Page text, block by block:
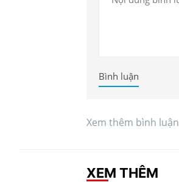
Bình luận
Xem thêm bình luận
XEM THÊM